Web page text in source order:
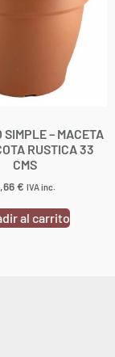
SIMPLE – MACETA
RUSTICA 33
CMS
€ IVA inc.
al carrito